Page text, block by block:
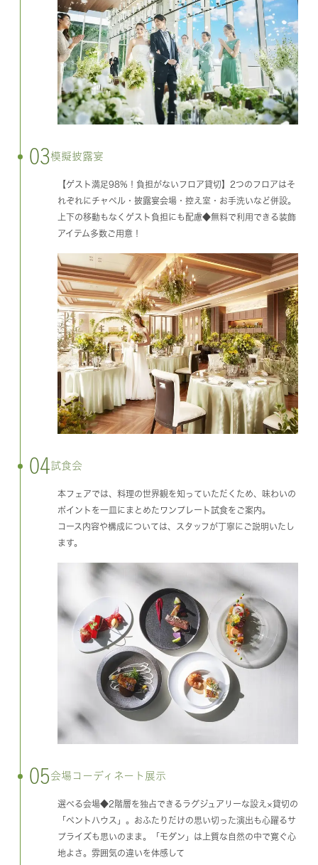
03模擬披露宴
【ゲスト満足98%！負担がないフロア貸切】2つのフロアはそ
れぞれにチャペル・披露宴会場・控え室・お手洗いなど併設。
上下の移動もなくゲスト負担にも配慮◆無料で利用できる装飾
アイテム多数ご用意！
04試食会
本フェアでは、料理の世界観を知っていただくため、味わいの
ポイントを一皿にまとめたワンプレート試食をご案内。
コース内容や構成については、スタッフが丁寧にご説明いたし
ます。
05 会場コーディネート展示
選べる会場◆2階層を独占できるラグジュアリーな設え×貸切の
「ペントハウス」。おふたりだけの思い切った演出も心躍るサ
プライズも思いのまま。「モダン」は上質な自然の中で寛ぐ心
地よさ。雰囲気の違いを体感して